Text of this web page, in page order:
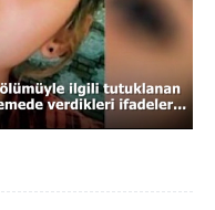
Oynatma
Hızı